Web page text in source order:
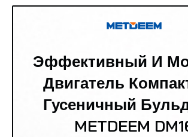
Эффективный И
Двигатель
Гусеничный
METDEEM